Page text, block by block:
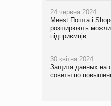
24 червня 2024
Meest Пошта і
розширюють
підприємців
30 квітня 2024
Защита данных на
советы по